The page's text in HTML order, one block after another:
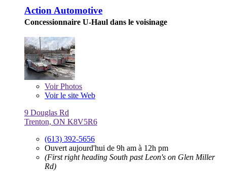
Action Automotive
Concessionnaire U-Haul dans le voisinage
VoirPhotos
Voir le site Web
9 Douglas Rd
Trenton, ON K8V5R6
(613) 392-5656
Ouvert aujourd'hui de 9h am à 12h pm
(First right heading South past Leon's on Glen Miller
Rd)